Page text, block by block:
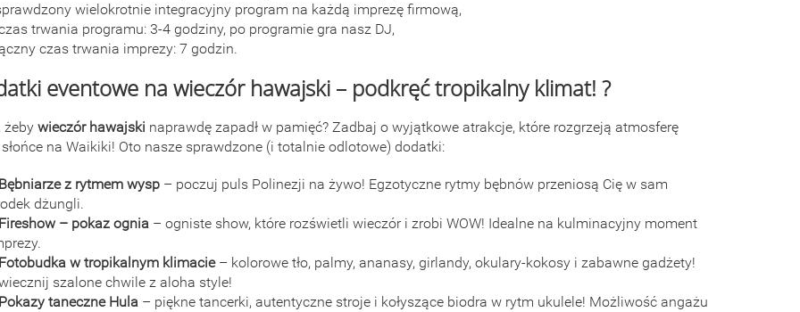
wielokrotnie integracyjny program na każdą imprezę firmową,
trwania programu: 3-4 godziny, po programie gra nasz DJ,
czas trwania imprezy: 7 godzin.
eventowe na wieczór hawajski – podkręć tropikalny klimat! ?
żeby wieczór hawajski naprawdę zapadł w pamięć? Zadbaj o wyjątkowe atrakcje, które rozgrzeją atmosferę
na Waikiki! Oto nasze sprawdzone (i totalnie odlotowe) dodatki:
z rytmem wysp– poczuj puls Polinezji na żywo! Egzotyczne rytmy bębnów przeniosą Cię w sam
dżungli.
– pokaz ognia– ogniste show, które rozświetli wieczór i zrobi WOW! Idealne na kulminacyjny moment
w tropikalnym klimacie– kolorowe tło, palmy, ananasy, girlandy, okulary-kokosy i zabawne gadżety!
szalone chwile z aloha style!
taneczne Hula– piękne tancerki, autentyczne stroje i kołyszące biodra w rytm ukulele! Możliwość angażu